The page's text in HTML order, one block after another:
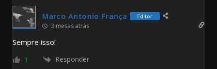
Marco Antonio França Editor
3 meses atrás
Sempre isso!
1 Responder